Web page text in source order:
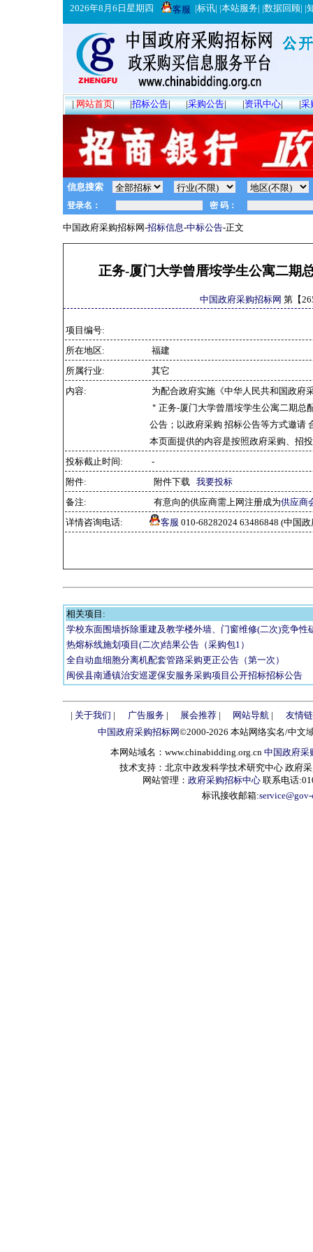
2026年8月6日星期四 客服 |标讯| |本站服务| |数据回顾| |
|网站首页| |招标公告| |采购公告| |资讯中心| |采
信息搜索
中国政府采购招标网-招标信息-中标公告-正文
正务-厦门大学曾厝垵学生公寓二期
中国政府采购招标网 第【
项目编号:
所在地区:
福建
所属行业:
其它
内容:
为配合政府实施《中华人民共和国政府
＂正务-厦门大学曾厝垵学生公寓二期
公告；以政府采购 招标公告等方式邀请
本页面提供的内容是按照政府采购、招
投标截止时间:
-
附件:
附件下载 我要投标
备注:
有意向的供应商需上网注册成为供应商
详情咨询电话:
客服 010-68282024 63486848 (中国
相关项目:
学校东面围墙拆除重建及教学楼外墙、门窗维修(二次)竞争性
热熔标线施划项目(二次)结果公告（采购包1）
全自动血细胞分离机配套管路采购更正公告（第一次）
闽侯县南通镇治安巡逻保安服务采购项目公开招标招标公告
| 关于我们 | 广告服务| 展会推荐| 网站导航 |
友情
中国政府采购招标网©2000-2026 本站网络实名/中文
本网站域名：www.chinabidding.org.cn 中国政府采
技术支持：北京中政发科学技术研究中心 政府
网站管理： 政府采购招标中心 联系电话
标讯接收邮箱: